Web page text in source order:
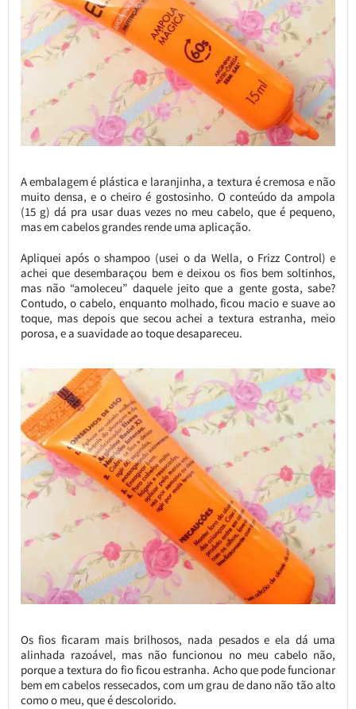
A embalagem é plástica e laranjinha, a textura é cremosa e não
muito densa, e o cheiro é gostosinho. O conteúdo da ampola
(15 g) dá pra usar duas vezes no meu cabelo, que é pequeno,
mas em cabelos grandes rende uma aplicação.
Apliquei após o shampoo (usei o da Wella, o Frizz Control) e
achei que desembaraçou bem e deixou os fios bem soltinhos,
mas não “amoleceu” daquele jeito que a gente gosta, sabe?
Contudo, o cabelo, enquanto molhado, ficou macio e suave ao
toque, mas depois que secou achei a textura estranha, meio
porosa, e a suavidade ao toque desapareceu.
Os fios ficaram mais brilhosos, nada pesados e ela dá uma
alinhada razoável, mas não funcionou no meu cabelo não,
porque a textura do fio ficou estranha. Acho que pode funcionar
bem em cabelos ressecados, com um grau de dano não tão alto
como o meu, que é descolorido.